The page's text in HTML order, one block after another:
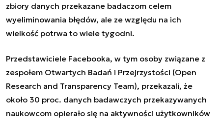
zbiory danych przekazane badaczom celem
wyeliminowania błędów, ale ze względu na ich
wielkość potrwa to wiele tygodni.
Przedstawiciele Facebooka, w tym osoby związane z
zespołem Otwartych Badań i Przejrzystości (Open
Research and Transparency Team), przekazali, że
około 30 proc. danych badawczych przekazywanych
naukowcom opierało się na aktywności użytkowników